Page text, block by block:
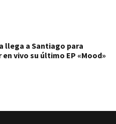
llega a Santiago para
vivo su último EP «Mood»